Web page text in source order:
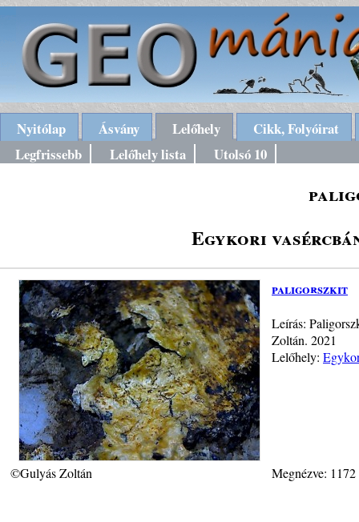
Nyitólap Ásvány Lelőhely
Cikk, Folyóirat
Legfrissebb
Lelőhely lista Utolsó 10
Egykori
paligorszkit
Leírás:
Zoltán. 2021
Lelőhely:
©Gulyás Zoltán Megnézve: